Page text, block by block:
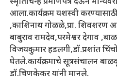
आला.कार्यक्रम यशस्वी
,काशिनाथ गोळळे,प्रा. शिवशरण
बाबुराव रामदेव,परमेश्वर देगाव
विजयकुमार हडलगी,डॉ.प्रशांत
घेतले.कार्यक्रमाचे सूत्रसंचालन
डॉ.चिणकेकर यांनी मानले.